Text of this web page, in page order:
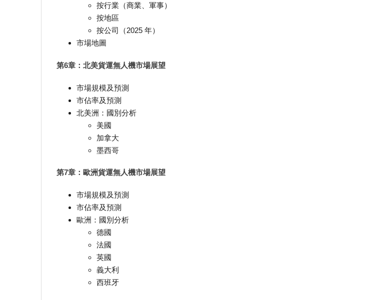
按行業（商業、軍事）
按地區
按公司（2025 年）
市場地圖
第6章：北美貨運無人機市場展望
市場規模及預測
市佔率及預測
北美洲：國別分析
美國
加拿大
墨西哥
第7章：歐洲貨運無人機市場展望
市場規模及預測
市佔率及預測
歐洲：國別分析
德國
法國
英國
義大利
西班牙